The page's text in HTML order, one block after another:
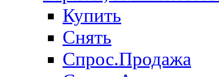
Купить
Снять
Спрос.Продажа